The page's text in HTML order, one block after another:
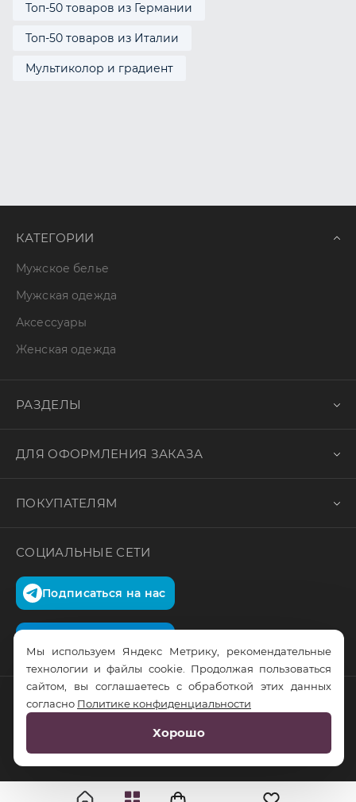
Топ-50 товаров из Германии
Топ-50 товаров из Италии
Мультиколор и градиент
КАТЕГОРИИ
Мужское белье
Мужская одежда
Аксессуары
Женская одежда
РАЗДЕЛЫ
ДЛЯ ОФОРМЛЕНИЯ ЗАКАЗА
ПОКУПАТЕЛЯМ
СОЦИАЛЬНЫЕ СЕТИ
Подписаться на нас
© RusTrus. 2011-2026. Все права защищены
RS Digital
Мы используем Яндекс Метрику, рекомендательные
технологии и файлы cookie. Продолжая пользоваться
сайтом, вы соглашаетесь с обработкой этих данных
согласно Политике конфиденциальности
Хорошо